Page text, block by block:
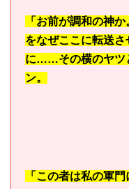
「お前が調和の神
をなぜここに転送
に……その横のヤツ
ン。
「この者は私の軍